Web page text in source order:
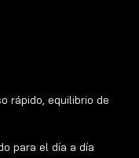
rápido, equilibrio de
para el día a día